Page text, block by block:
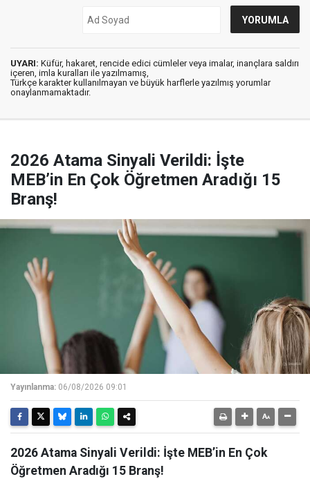
UYARI: Küfür, hakaret, rencide edici cümleler veya imalar, inançlara saldırı
içeren, imla kuralları ile yazılmamış,
Türkçe karakter kullanılmayan ve büyük harflerle yazılmış yorumlar
onaylanmamaktadır.
2026 Atama Sinyali Verildi: İşte
MEB’in En Çok Öğretmen Aradığı 15
Branş!
Yayınlanma: 06/08/2026 09:01
2026 Atama Sinyali Verildi: İşte MEB’in En Çok
Öğretmen Aradığı 15 Branş!